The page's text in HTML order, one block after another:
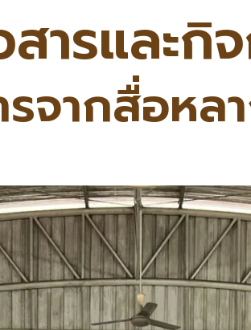
สารและกิ
จากสื่อหล